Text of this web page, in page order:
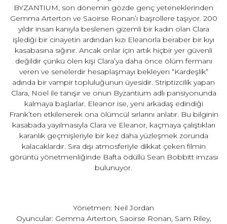
BYZANTIUM, son dönemin gözde genç yeteneklerinden
Gemma Arterton ve Saoirse Ronan’ı başrollere taşıyor. 200
yıldır insan kanıyla beslenen gizemli bir kadın olan Clara
işlediği bir cinayetin ardından kızı Eleanorla beraber bir kıyı
kasabasına sığınır. Ancak onlar için artık hiçbir yer güvenli
değildir çünkü ölen kişi Clara’ya daha önce ölüm fermanı
veren ve senelerdir hesaplaşmayı bekleyen “Kardeşlik”
adında bir vampir topluluğunun üyesidir. Striptizcilik yapan
Clara, Noel ile tanışır ve onun Byzantium adlı pansiyonunda
kalmaya başlarlar. Eleanor ise, yeni arkadaş edindiği
Frank’ten etkilenerek ona ölümcül sırlarını anlatır. Bu bilginin
kasabada yayılmasıyla Clara ve Eleanor, kaçmaya çalıştıkları
karanlık geçmişleriyle bir kez daha yüzleşmek zorunda
kalacaklardır. Sıra dışı atmosferiyle dikkat çeken filmin
görüntü yönetmenliğinde Bafta ödüllü Sean Bobbitt imzası
bulunuyor.
Yönetmen: Neil Jordan
Oyuncular: Gemma Arterton, Saoirse Ronan, Sam Riley,